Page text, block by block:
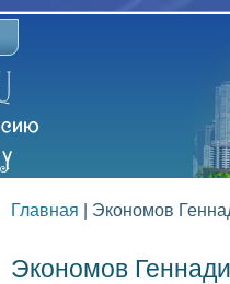
Главная | Экономов
Экономов